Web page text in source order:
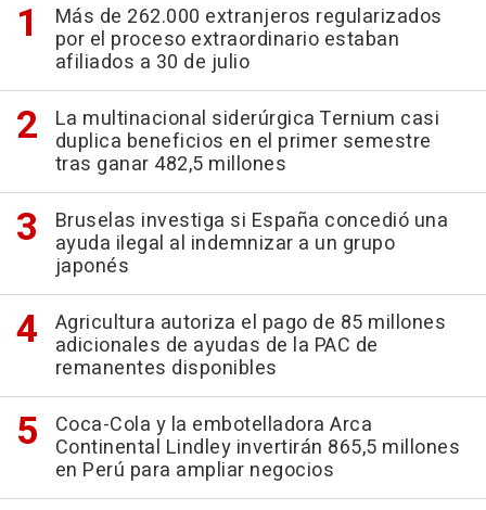
Más de 262.000 extranjeros regularizados
por el proceso extraordinario estaban
afiliados a 30 de julio
La multinacional siderúrgica Ternium casi
duplica beneficios en el primer semestre
tras ganar 482,5 millones
Bruselas investiga si España concedió una
ayuda ilegal al indemnizar a un grupo
japonés
Agricultura autoriza el pago de 85 millones
adicionales de ayudas de la PAC de
remanentes disponibles
Coca-Cola y la embotelladora Arca
Continental Lindley invertirán 865,5 millones
en Perú para ampliar negocios